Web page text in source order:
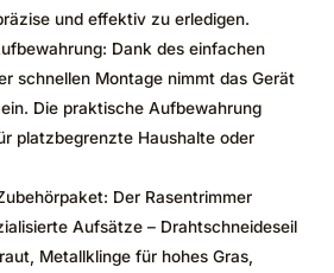
und effektiv zu erledigen.
Dank des einfachen
schnellen Montage nimmt das Gerät
Die praktische Aufbewahrung
platzbegrenzte Haushalte oder
Der Rasentrimmer
Aufsätze – Drahtschneideseil
Metallklinge für hohes Gras,